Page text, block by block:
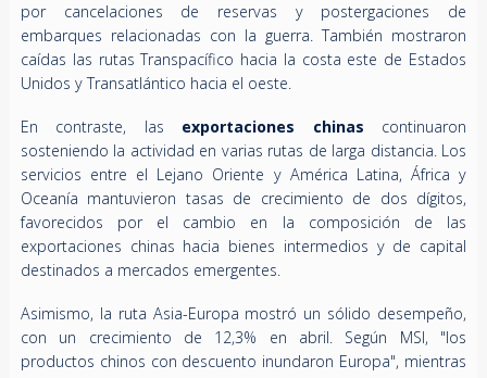
por cancelaciones de reservas y postergaciones de
embarques relacionadas con la guerra. También mostraron
caídas las rutas Transpacífico hacia la costa este de Estados
Unidos y Transatlántico hacia el oeste.
En contraste, las exportaciones chinas continuaron
sosteniendo la actividad en varias rutas de larga distancia. Los
servicios entre el Lejano Oriente y América Latina, África y
Oceanía mantuvieron tasas de crecimiento de dos dígitos,
favorecidos por el cambio en la composición de las
exportaciones chinas hacia bienes intermedios y de capital
destinados a mercados emergentes.
Asimismo, la ruta Asia-Europa mostró un sólido desempeño,
con un crecimiento de 12,3% en abril. Según MSI, "los
productos chinos con descuento inundaron Europa", mientras